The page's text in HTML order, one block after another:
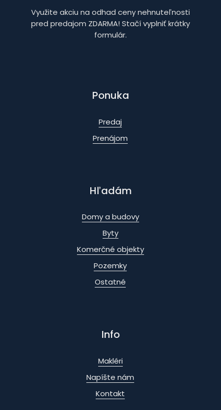
Využite akciu na odhad ceny nehnuteľnosti
pred predajom ZDARMA! Stačí vyplniť krátky
formulár.
Ponuka
Predaj
Prenájom
Hľadám
Domy a budovy
Byty
Komerčné objekty
Pozemky
Ostatné
Info
Makléri
Napíšte nám
Kontakt